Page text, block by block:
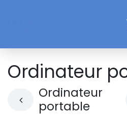
Ordinateur
Ordinateur
portable